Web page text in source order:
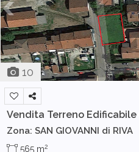
10
Vendita Terreno Edificabile
Zona: SAN GIOVANNI di RIVA
565 m2